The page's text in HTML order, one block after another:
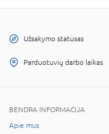
Užsakymo statusas
Parduotuvių darbo laikas
BENDRA INFORMACIJA
Apie mus